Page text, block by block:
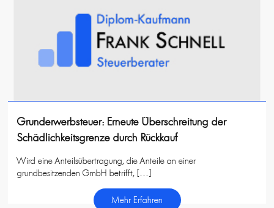
Grunderwerbsteuer: Erneute Überschreitung der
Schädlichkeitsgrenze durch Rückkauf
Wird eine Anteilsübertragung, die Anteile an einer
grundbesitzenden GmbH betrifft, […]
Mehr Erfahren